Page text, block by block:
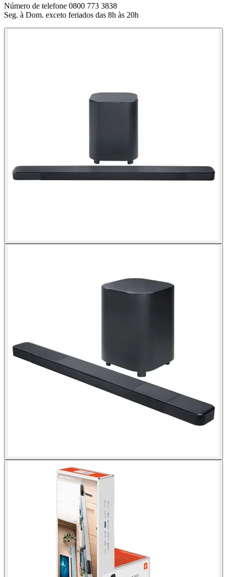
Número de telefone 0800 773 3838
Seg. à Dom. exceto feriados das 8h às 20h